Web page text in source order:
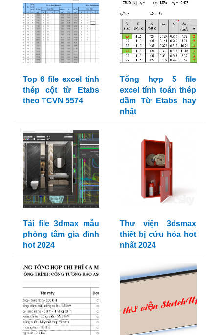
Top 6 file excel tính
thép cột từ Etabs
theo TCVN 5574
Tổng hợp 5 file
excel tính toán thép
dầm Từ Etabs hay
nhất
Tải file 3dmax mẫu
phòng tắm gia đình
hot 2024
Thư viện 3dsmax
thiết bị cứu hỏa hot
nhất 2024